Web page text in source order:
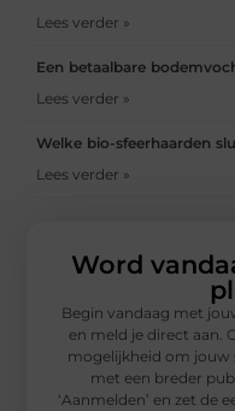
Lees verder »
Een betaalbare
Lees verder »
Welke bio-sfeerhaarden
Lees verder »
Word
Begin vandaag met
en meld je direct aan.
mogelijkheid om jouw
met een breder
‘Aanmelden’ en zet de